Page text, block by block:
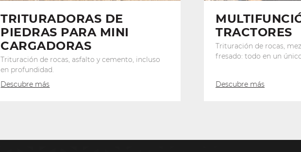
TRITURADORAS DE
PIEDRAS PARA MINI
CARGADORAS
Trituración de rocas, asfalto y cemento, incluso
en profundidad.
Descubre más
TRACTORES
Trituración de rocas,
fresado: todo en un
Descubre más